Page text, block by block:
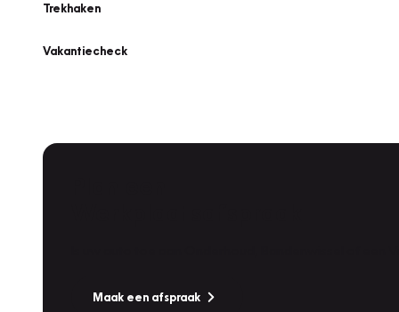
Trekhaken
Vakantiecheck
Maak een afspraak